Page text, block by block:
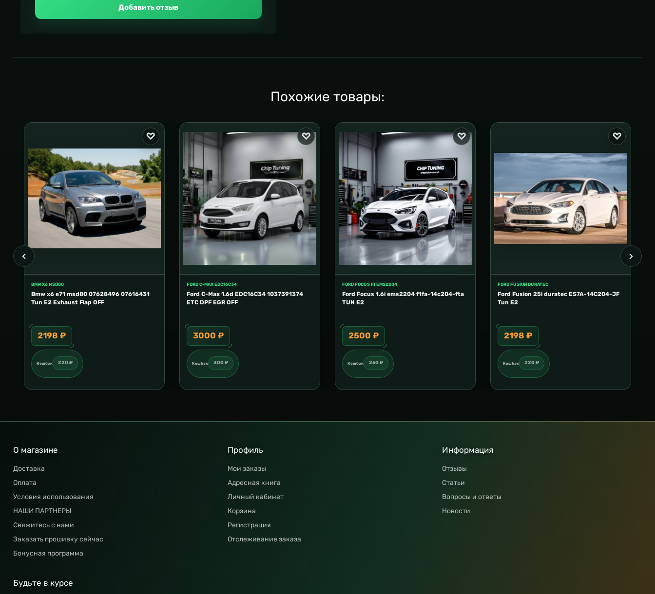
Добавить отзыв
Похожие товары:
BMW X6 MSD80
Bmw x6 e71 msd80 07628496 07616431
Tun E2 Exhaust Flap OFF
2198 ₽
Кешбэк 220 ₽
FORD C-MAX EDC16C34
Ford C-Max 1.6d EDC16C34 1037391374
ETC DPF EGR OFF
3000 ₽
Кешбэк 300 ₽
FORD FOCUS III EMS2204
Ford Focus 1.6i ems2204 f1fa-14c204-fta
TUN E2
2500 ₽
Кешбэк 250 ₽
FORD FUSION DURATEC
Ford Fusion 25i duratec ES7A-14C204-JF
Tun E2
2198 ₽
Кешбэк 220 ₽
О магазине
Доставка
Оплата
Условия использования
НАШИ ПАРТНЕРЫ
Свяжитесь с нами
Заказать прошивку сейчас
Бонусная программа
Профиль
Мои заказы
Адресная книга
Личный кабинет
Корзина
Регистрация
Отслеживание заказа
Информация
Отзывы
Статьи
Вопросы и ответы
Новости
Будьте в курсе